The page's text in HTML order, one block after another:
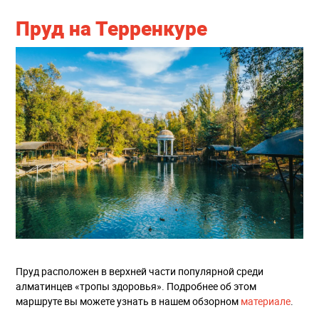
Пруд на Терренкуре
Пруд расположен в верхней части популярной среди
алматинцев «тропы здоровья». Подробнее об этом
маршруте вы можете узнать в нашем обзорном материале.